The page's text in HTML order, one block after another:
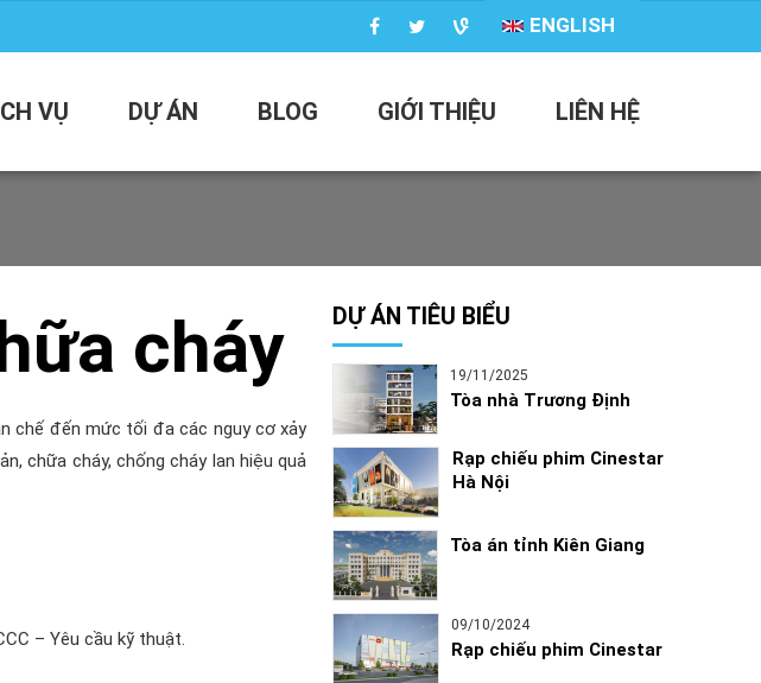
ENGLISH
VỤ DỰ ÁN BLOG GIỚI THIỆU LIÊN HỆ
cháy
chế đến mức tối đa các nguy cơ xảy
chữa cháy, chống cháy lan hiệu quả
– Yêu cầu kỹ thuật.
DỰ ÁN TIÊU BIỂU
19/11/2025
Tòa nhà Trương Định
Rạp chiếu phim Cinestar
Hà Nội
Tòa án tỉnh Kiên Giang
09/10/2024
Rạp chiếu phim Cinestar